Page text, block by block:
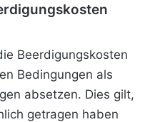
Beerdigungskosten
Bedingungen als
absetzen. Dies gilt,
getragen haben